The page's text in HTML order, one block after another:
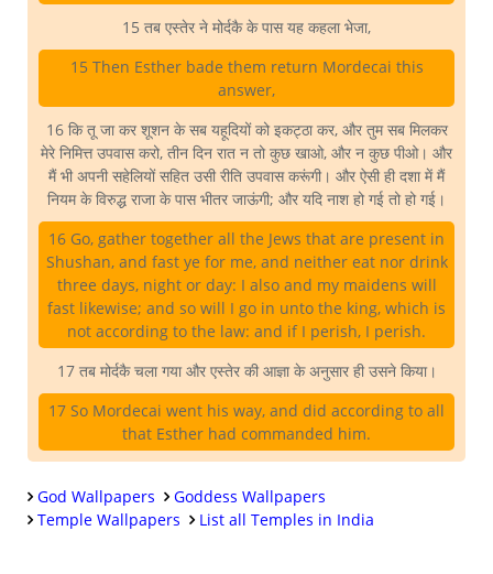
15 तब एस्तेर ने मोर्दकै के पास यह कहला भेजा,
15 Then Esther bade them return Mordecai this
answer,
16 कि तू जा कर शूशन के सब यहूदियों को इकट्ठा कर, और तुम सब मिलकर
मेरे निमित्त उपवास करो, तीन दिन रात न तो कुछ खाओ, और न कुछ पीओ। और
मैं भी अपनी सहेलियों सहित उसी रीति उपवास करूंगी। और ऐसी ही दशा में मैं
नियम के विरुद्ध राजा के पास भीतर जाऊंगी; और यदि नाश हो गई तो हो गई।
16 Go, gather together all the Jews that are present in
Shushan, and fast ye for me, and neither eat nor drink
three days, night or day: I also and my maidens will
fast likewise; and so will I go in unto the king, which is
not according to the law: and if I perish, I perish.
17 तब मोर्दकै चला गया और एस्तेर की आज्ञा के अनुसार ही उसने किया।
17 So Mordecai went his way, and did according to all
that Esther had commanded him.
God Wallpapers
Goddess Wallpapers
Temple Wallpapers
List all Temples in India